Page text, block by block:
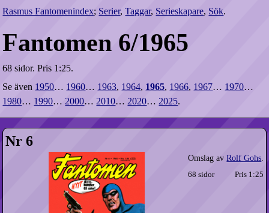
Rasmus Fantomenindex; Serier,Taggar, Serieskapare, Sök.
Fantomen 6/1965
68 sidor. Pris 1:25.
Se även 1950… 1960… 1963, 1964, 1965, 1966, 1967… 1970…
1980… 1990… 2000… 2010… 2020… 2025.
Nr 6
Omslag avRolf Gohs
68 sidor Pris 1:25